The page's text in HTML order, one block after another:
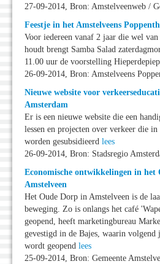
27-09-2014, Bron: Amstelveenweb /
Feestje in het Amstelveens
Voor iedereen vanaf 2 jaar die wel
houdt brengt Samba Salad
11.00 uur de voorstelling
26-09-2014, Bron: Amstelveens
Nieuwe website voor
Amsterdam
Er is een nieuwe website die een
lessen en projecten over verkeer die
worden gesubsidieerd lees
26-09-2014, Bron: Stadsregio
Economische ontwikkelingen in het
Amstelveen
Het Oude Dorp in Amstelveen is de
beweging. Zo is onlangs het café
geopend, heeft marketingbureau
gevestigd in de Bajes, waarin volgend
wordt geopend lees
25-09-2014, Bron: Gemeente